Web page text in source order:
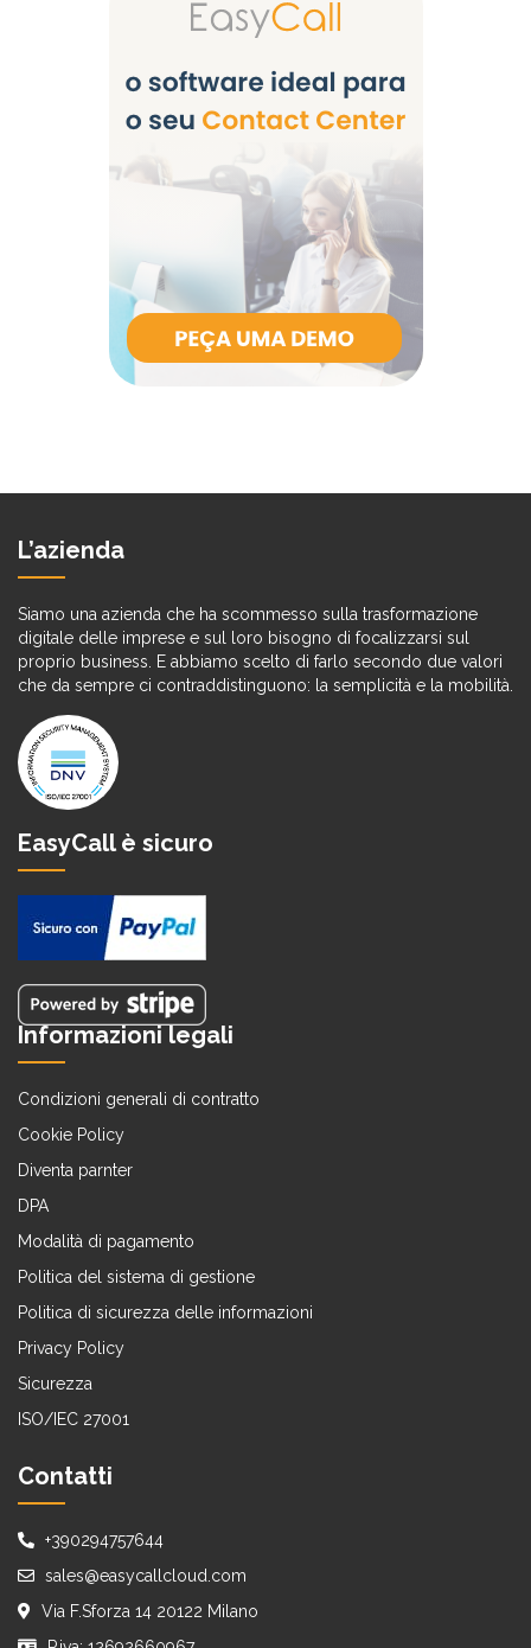
L’azienda
Siamo una azienda che ha scommesso sulla trasformazione
digitale delle imprese e sul loro bisogno di focalizzarsi sul
proprio business. E abbiamo scelto di farlo secondo due valori
che da sempre ci contraddistinguono: la semplicità e la mobilità.
EasyCall è sicuro
Informazioni legali
Condizioni generali di contratto
Cookie Policy
Diventa parnter
DPA
Modalità di pagamento
Politica del sistema di gestione
Politica di sicurezza delle informazioni
Privacy Policy
Sicurezza
ISO/IEC 27001
Contatti
+390294757644
sales@easycallcloud.com
Via F.Sforza 14 20122 Milano